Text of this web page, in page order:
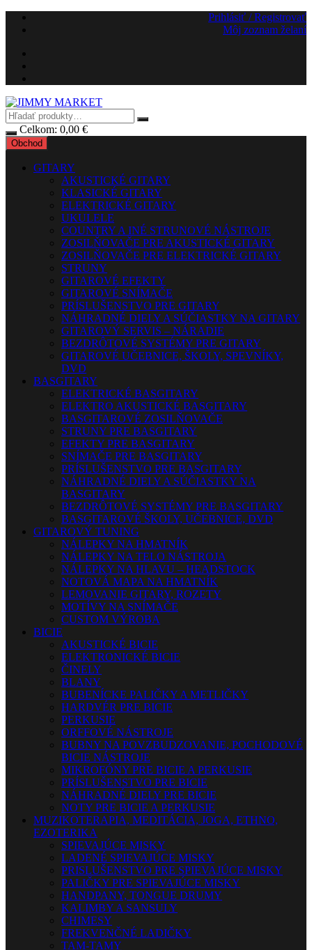
Preskočiť
Prihlásiť / Registrovať
Môj zoznam želaní
Celkom: 0,00 €
Obchod
GITARY
AKUSTICKÉ GITARY
KLASICKÉ GITARY
ELEKTRICKÉ GITARY
UKULELE
COUNTRY A INÉ STRUNOVÉ NÁSTROJE
ZOSILŇOVAČE PRE AKUSTICKÉ GITARY
ZOSILŇOVAČE PRE ELEKTRICKÉ GITARY
STRUNY
GITAROVÉ EFEKTY
GITAROVÉ SNÍMAČE
PRÍSLUŠENSTVO PRE GITARY
NÁHRADNÉ DIELY A SÚČIASTKY NA GITARY
GITAROVÝ SERVIS – NÁRADIE
BEZDRÔTOVÉ SYSTÉMY PRE GITARY
GITAROVÉ UČEBNICE, ŠKOLY, SPEVNÍKY,
DVD
BASGITARY
ELEKTRICKÉ BASGITARY
ELEKTRO AKUSTICKÉ BASGITARY
BASGITAROVÉ ZOSILŇOVAČE
STRUNY PRE BASGITARY
EFEKTY PRE BASGITARY
SNÍMAČE PRE BASGITARY
PRÍSLUŠENSTVO PRE BASGITARY
NÁHRADNÉ DIELY A SÚČIASTKY NA
BASGITARY
BEZDRÔTOVÉ SYSTÉMY PRE BASGITARY
BASGITAROVÉ ŠKOLY, UČEBNICE, DVD
GITAROVÝ TUNING
NÁLEPKY NA HMATNÍK
NÁLEPKY NA TELO NÁSTROJA
NÁLEPKY NA HLAVU – HEADSTOCK
NOTOVÁ MAPA NA HMATNÍK
LEMOVANIE GITARY, ROZETY
MOTÍVY NA SNÍMAČE
CUSTOM VÝROBA
BICIE
AKUSTICKÉ BICIE
ELEKTRONICKÉ BICIE
ČINELY
BLANY
BUBENÍCKE PALIČKY A METLIČKY
HARDVÉR PRE BICIE
PERKUSIE
ORFFOVÉ NÁSTROJE
BUBNY NA POVZBUDZOVANIE, POCHODOVÉ
BICIE NÁSTROJE
MIKROFÓNY PRE BICIE A PERKUSIE
PRÍSLUŠENSTVO PRE BICIE
NÁHRADNÉ DIELY PRE BICIE
NOTY PRE BICIE A PERKUSIE
MUZIKOTERAPIA, MEDITÁCIA, JOGA, ETHNO,
EZOTERIKA
SPIEVAJÚCE MISKY
LADENÉ SPIEVAJÚCE MISKY
PRISLUŠENSTVO PRE SPIEVAJÚCE MISKY
PALIČKY PRE SPIEVAJÚCE MISKY
HANDPANY, TONGUE DRUMY
KALIMBY A SANSULY
CHIMESY
FREKVENČNÉ LADIČKY
TAM-TAMY